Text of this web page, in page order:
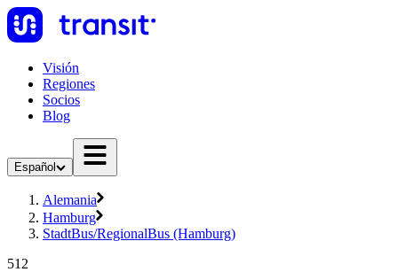
Visión
Regiones
Socios
Blog
Español
Alemania
Hamburg
StadtBus/RegionalBus (Hamburg)
512